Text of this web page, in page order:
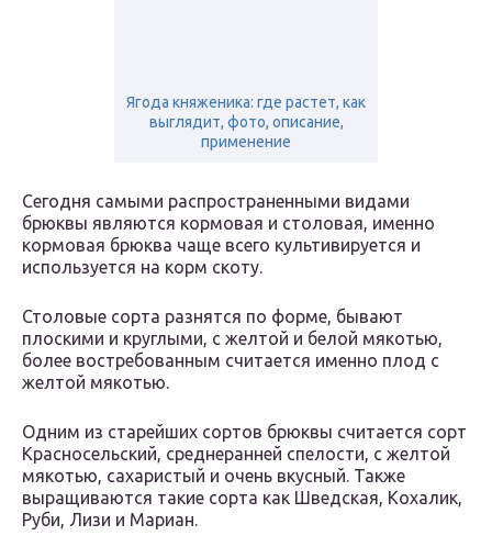
Ягода княженика: где растет, как
выглядит, фото, описание,
применение
Сегодня самыми распространенными видами
брюквы являются кормовая и столовая, именно
кормовая брюква чаще всего культивируется и
используется на корм скоту.
Столовые сорта разнятся по форме, бывают
плоскими и круглыми, с желтой и белой мякотью,
более востребованным считается именно плод с
желтой мякотью.
Одним из старейших сортов брюквы считается сорт
Красносельский, среднеранней спелости, с желтой
мякотью, сахаристый и очень вкусный. Также
выращиваются такие сорта как Шведская, Кохалик,
Руби, Лизи и Мариан.